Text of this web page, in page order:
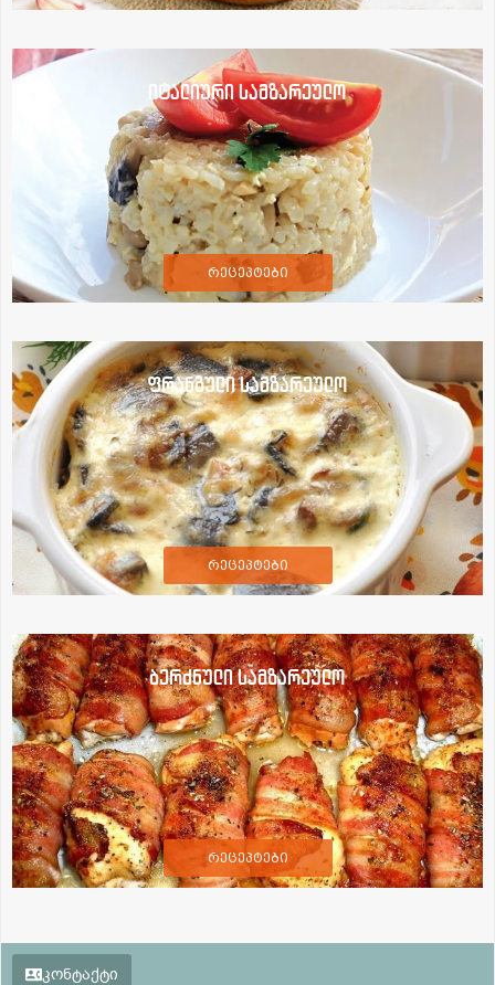
იტალიური სამზარეულო
რეცეპტები
ფრანგული სამზარეულო
რეცეპტები
ბერძნული სამზარეულო
რეცეპტები
კონტაქტი